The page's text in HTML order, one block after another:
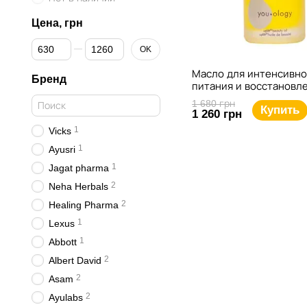
Масло для
питания и
лица 30 мл (YOU-
beauty oil) - Younique
1 680 грн
1 260 грн Купить
Цена, грн
От Цена, грн
До Цена, грн OK
Бренд
Vicks 1
Ayusri 1
Jagat pharma 1
Neha Herbals 2
Healing Pharma 2
Lexus 1
Abbott 1
Albert David 2
Asam 2
Ayulabs 2